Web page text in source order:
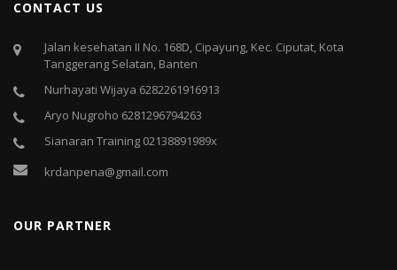
CONTACT US
Jalan kesehatan II No. 168D, Cipayung, Kec. Ciputat, Kota
Tanggerang Selatan, Banten
Nurhayati Wijaya 6282261916913
Aryo Nugroho 6281296794263
Sianaran Training 02138891989x
krdanpena@gmail.com
OUR PARTNER